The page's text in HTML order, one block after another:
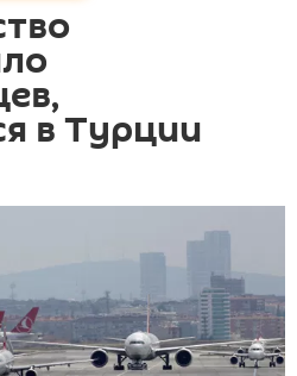
в Турции